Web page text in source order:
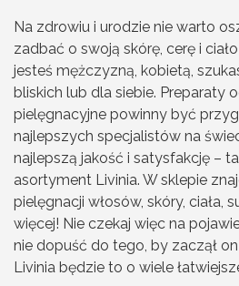
Na zdrowiu i urodzie nie warto
zadbać o swoją skórę, cerę i
jesteś mężczyzną, kobietą,
bliskich lub dla siebie. Preparaty
pielęgnacyjne powinny być
najlepszych specjalistów na
najlepszą jakość i satysfakcję –
asortyment Livinia. W sklepie
pielęgnacji włosów, skóry, ciała,
więcej! Nie czekaj więc na
nie dopuść do tego, by zaczął
Livinia będzie to o wiele